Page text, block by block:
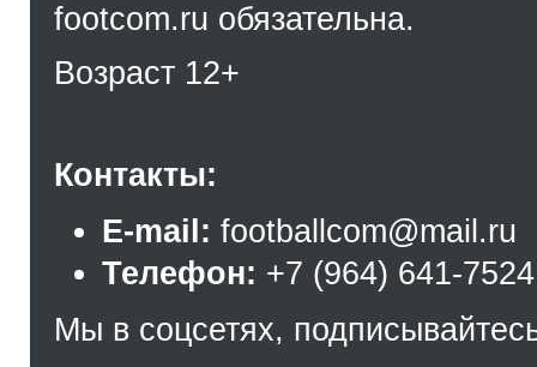
footcom.ru обязательна.
Возраст 12+
Контакты:
E-mail: footballcom@mail.ru
Телефон: +7 (964) 641-7524
Мы в соцсетях,